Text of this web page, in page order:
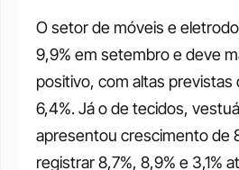
O setor de móveis e
9,9% em setembro e deve
positivo, com altas previstas
6,4%. Já o de tecidos,
apresentou crescimento de
registrar 8,7%, 8,9% e 3,1%